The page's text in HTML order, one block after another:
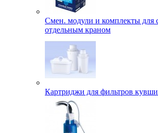
Смен. модули и комплекты для
отдельным краном
Картриджи для фильтров